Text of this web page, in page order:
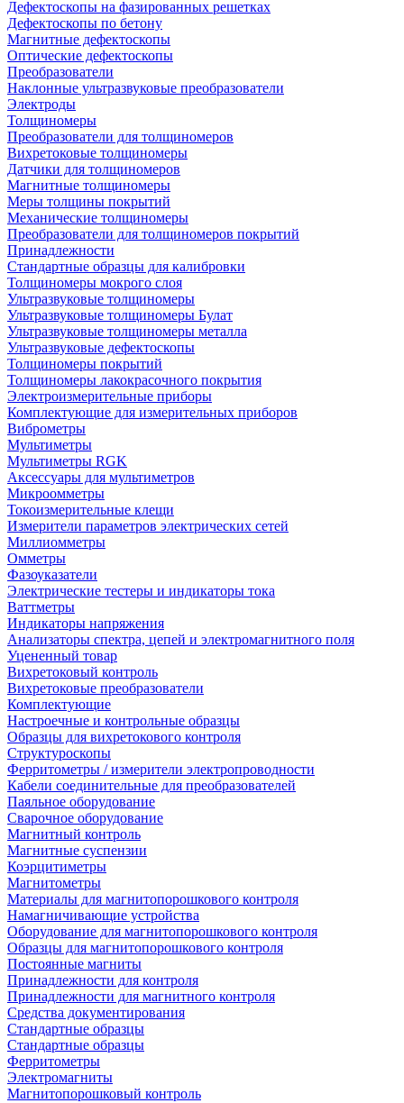
Дефектоскопы на фазированных решетках
Дефектоскопы по бетону
Магнитные дефектоскопы
Оптические дефектоскопы
Преобразователи
Наклонные ультразвуковые преобразователи
Электроды
Толщиномеры
Преобразователи для толщиномеров
Вихретоковые толщиномеры
Датчики для толщиномеров
Магнитные толщиномеры
Меры толщины покрытий
Механические толщиномеры
Преобразователи для толщиномеров покрытий
Принадлежности
Стандартные образцы для калибровки
Толщиномеры мокрого слоя
Ультразвуковые толщиномеры
Ультразвуковые толщиномеры Булат
Ультразвуковые толщиномеры металла
Ультразвуковые дефектоскопы
Толщиномеры покрытий
Толщиномеры лакокрасочного покрытия
Электроизмерительные приборы
Комплектующие для измерительных приборов
Виброметры
Мультиметры
Мультиметры RGK
Аксессуары для мультиметров
Микроомметры
Токоизмерительные клещи
Измерители параметров электрических сетей
Миллиомметры
Омметры
Фазоуказатели
Электрические тестеры и индикаторы тока
Ваттметры
Индикаторы напряжения
Анализаторы спектра, цепей и электромагнитного поля
Уцененный товар
Вихретоковый контроль
Вихретоковые преобразователи
Комплектующие
Настроечные и контрольные образцы
Образцы для вихретокового контроля
Структуроскопы
Ферритометры / измерители электропроводности
Кабели соединительные для преобразователей
Паяльное оборудование
Сварочное оборудование
Магнитный контроль
Магнитные суспензии
Коэрцитиметры
Магнитометры
Материалы для магнитопорошкового контроля
Намагничивающие устройства
Оборудование для магнитопорошкового контроля
Образцы для магнитопорошкового контроля
Постоянные магниты
Принадлежности для контроля
Принадлежности для магнитного контроля
Средства документирования
Стандартные образцы
Стандартные образцы
Ферритометры
Электромагниты
Магнитопорошковый контроль